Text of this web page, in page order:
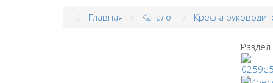
Главная
Каталог Кресла